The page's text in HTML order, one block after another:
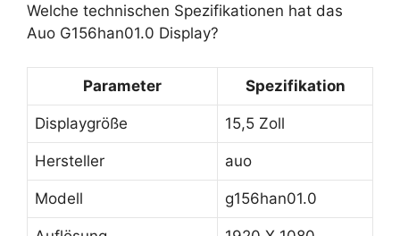
Welche technischen Spezifikationen hat das
Auo G156han01.0 Display?
Parameter Spezifikation
Displaygröße 15,5 Zoll
Hersteller auo
Modell g156han01.0